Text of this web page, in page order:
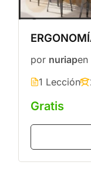
por nuriapen
1 Lección
Gratis